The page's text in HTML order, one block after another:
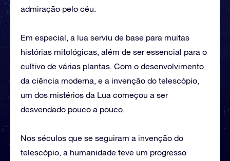
admiração pelo céu.
Em especial, a lua serviu de base para muitas
histórias mitológicas, além de ser essencial para o
cultivo de várias plantas. Com o desenvolvimento
da ciência moderna, e a invenção do telescópio,
um dos mistérios da Lua começou a ser
desvendado pouco a pouco.
Nos séculos que se seguiram a invenção do
telescópio, a humanidade teve um progresso